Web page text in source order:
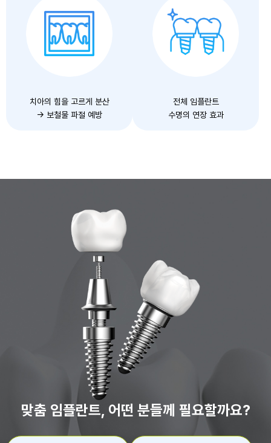
치아의 힘을 고르게 분산
→ 보철물 파절 예방
전체 임플란트
수명의 연장 효과
맞춤 임플란트, 어떤 분들께 필요할까요?